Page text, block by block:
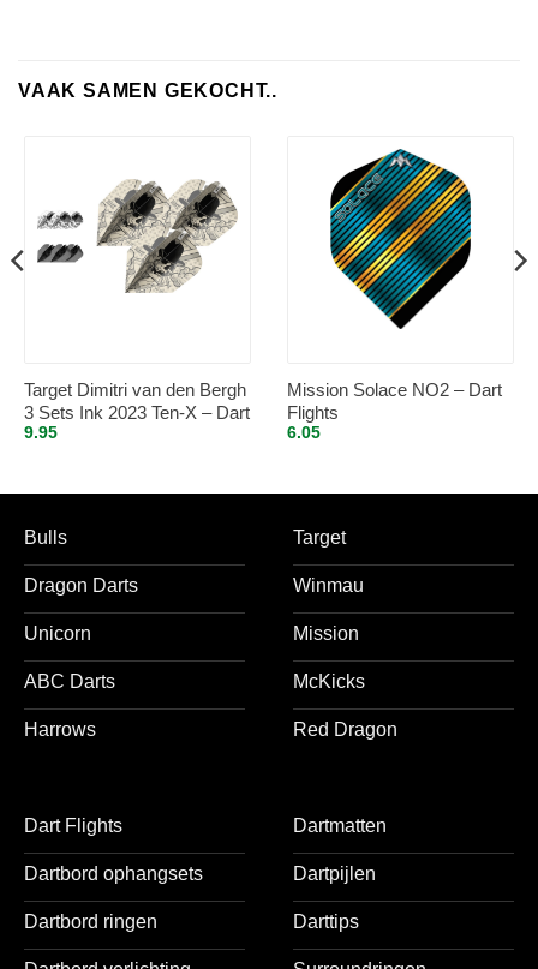
VAAK SAMEN GEKOCHT..
Target Dimitri van den Bergh
3 Sets Ink 2023 Ten-X – Dart
Flights
9.95
Mission Solace NO2 – Dart
Flights
6.05
Bulls
Dragon Darts
Unicorn
ABC Darts
Harrows
Target
Winmau
Mission
McKicks
Red Dragon
Dart Flights
Dartbord ophangsets
Dartbord ringen
Dartmatten
Dartpijlen
Darttips